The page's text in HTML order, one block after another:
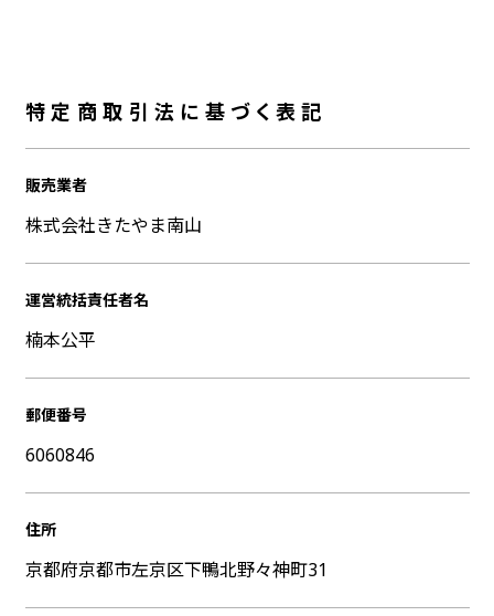
特定商取引法に基づく表記
販売業者
株式会社きたやま南山
運営統括責任者名
楠本公平
郵便番号
6060846
住所
京都府京都市左京区下鴨北野々神町31